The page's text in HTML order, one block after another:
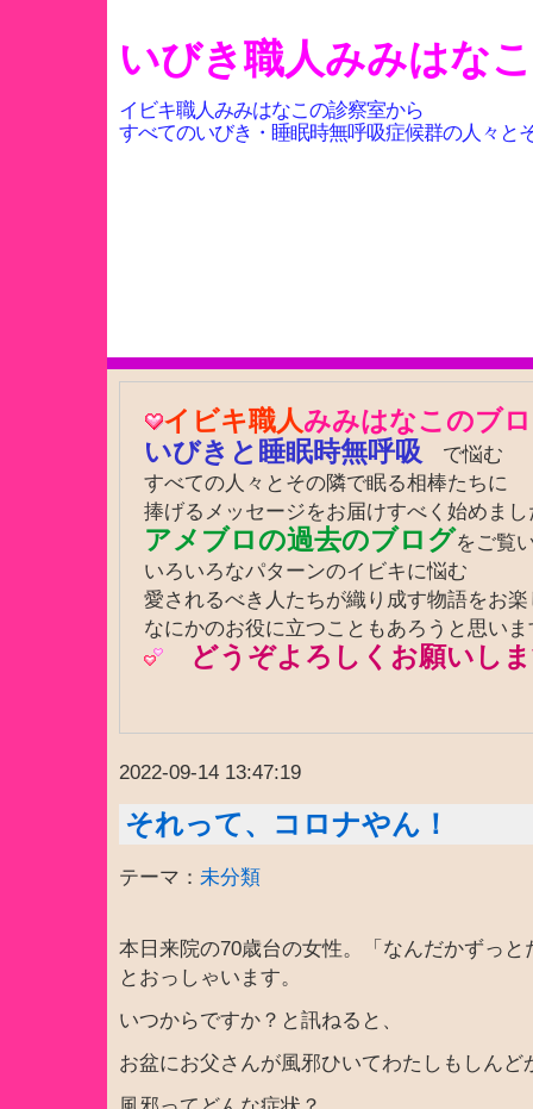
いびき職人みみはな
イビキ職人みみはなこの診察室から
すべてのいびき・睡眠時無呼吸症候群の人々と
イビキ職人みみはなこのブ
いびきと睡眠時無呼吸
で悩む
すべての人々とその隣で眠る相棒たちに
捧げるメッセージをお届けすべく始めまし
アメブロの過去のブログをご覧
いろいろなパターンのイビキに悩む
愛されるべき人たちが織り成す物語をお
なにかのお役に立つこともあろうと思いま
どうぞよろしくお願いし
2022-09-14 13:47:19
それって、コロナやん！
テーマ： 未分類
本日来院の70歳台の女性。「なんだかずっ
とおっしゃいます。
いつからですか？と訊ねると、
お盆にお父さんが風邪ひいてわたしもしん